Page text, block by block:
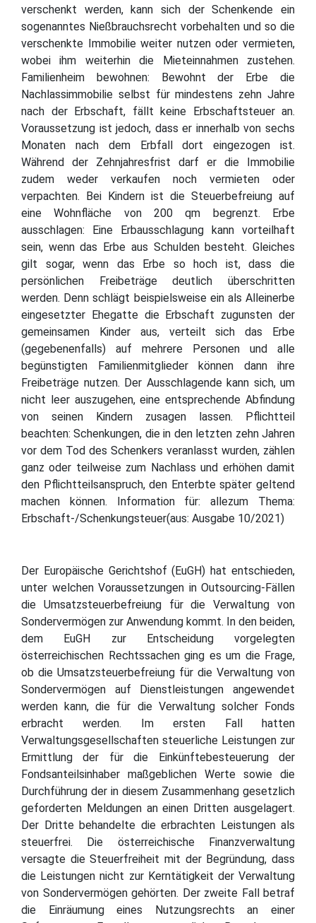
verschenkt werden, kann sich der Schenkende ein
sogenanntes Nießbrauchsrecht vorbehalten und so die
verschenkte Immobilie weiter nutzen oder vermieten,
wobei ihm weiterhin die Mieteinnahmen zustehen.
Familienheim bewohnen: Bewohnt der Erbe die
Nachlassimmobilie selbst für mindestens zehn Jahre
nach der Erbschaft, fällt keine Erbschaftsteuer an.
Voraussetzung ist jedoch, dass er innerhalb von sechs
Monaten nach dem Erbfall dort eingezogen ist.
Während der Zehnjahresfrist darf er die Immobilie
zudem weder verkaufen noch vermieten oder
verpachten. Bei Kindern ist die Steuerbefreiung auf
eine Wohnfläche von 200 qm begrenzt. Erbe
ausschlagen: Eine Erbausschlagung kann vorteilhaft
sein, wenn das Erbe aus Schulden besteht. Gleiches
gilt sogar, wenn das Erbe so hoch ist, dass die
persönlichen Freibeträge deutlich überschritten
werden. Denn schlägt beispielsweise ein als Alleinerbe
eingesetzter Ehegatte die Erbschaft zugunsten der
gemeinsamen Kinder aus, verteilt sich das Erbe
(gegebenenfalls) auf mehrere Personen und alle
begünstigten Familienmitglieder können dann ihre
Freibeträge nutzen. Der Ausschlagende kann sich, um
nicht leer auszugehen, eine entsprechende Abfindung
von seinen Kindern zusagen lassen. Pflichtteil
beachten: Schenkungen, die in den letzten zehn Jahren
vor dem Tod des Schenkers veranlasst wurden, zählen
ganz oder teilweise zum Nachlass und erhöhen damit
den Pflichtteilsanspruch, den Enterbte später geltend
machen können. Information für: allezum Thema:
Erbschaft-/Schenkungsteuer(aus: Ausgabe 10/2021)
Der Europäische Gerichtshof (EuGH) hat entschieden,
unter welchen Voraussetzungen in Outsourcing-Fällen
die Umsatzsteuerbefreiung für die Verwaltung von
Sondervermögen zur Anwendung kommt. In den beiden,
dem EuGH zur Entscheidung vorgelegten
österreichischen Rechtssachen ging es um die Frage,
ob die Umsatzsteuerbefreiung für die Verwaltung von
Sondervermögen auf Dienstleistungen angewendet
werden kann, die für die Verwaltung solcher Fonds
erbracht werden. Im ersten Fall hatten
Verwaltungsgesellschaften steuerliche Leistungen zur
Ermittlung der für die Einkünftebesteuerung der
Fondsanteilsinhaber maßgeblichen Werte sowie die
Durchführung der in diesem Zusammenhang gesetzlich
geforderten Meldungen an einen Dritten ausgelagert.
Der Dritte behandelte die erbrachten Leistungen als
steuerfrei. Die österreichische Finanzverwaltung
versagte die Steuerfreiheit mit der Begründung, dass
die Leistungen nicht zur Kerntätigkeit der Verwaltung
von Sondervermögen gehörten. Der zweite Fall betraf
die Einräumung eines Nutzungsrechts an einer